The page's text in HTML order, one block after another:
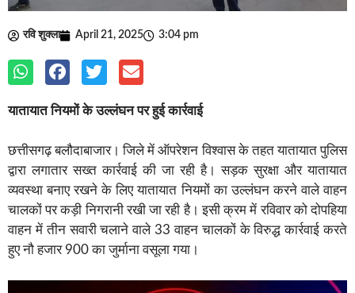
रवि शुक्ला April 21, 2025 3:04 pm
यातायात नियमों के उल्लंघन पर हुई कार्रवाई
छत्तीसगढ़ बलौदाबाजार। जिले में ऑपरेशन विश्वास के तहत यातायात पुलिस
द्वारा लगातार सख्त कार्रवाई की जा रही है। सड़क सुरक्षा और यातायात
व्यवस्था बनाए रखने के लिए यातायात नियमों का उल्लंघन करने वाले वाहन
चालकों पर कड़ी निगरानी रखी जा रही है। इसी क्रम में रविवार को दोपहिया
वाहन में तीन सवारी चलाने वाले 33 वाहन चालकों के विरुद्ध कार्रवाई करते
हुए नौ हजार 900 का जुर्माना वसूला गया।